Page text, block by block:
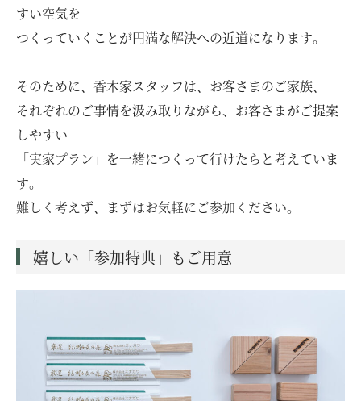
すい空気を
つくっていくことが円満な解決への近道になります。
そのために、香木家スタッフは、お客さまのご家族、
それぞれのご事情を汲み取りながら、お客さまがご提案
しやすい
「実家プラン」を一緒につくって行けたらと考えていま
す。
難しく考えず、まずはお気軽にご参加ください。
嬉しい「参加特典」もご用意